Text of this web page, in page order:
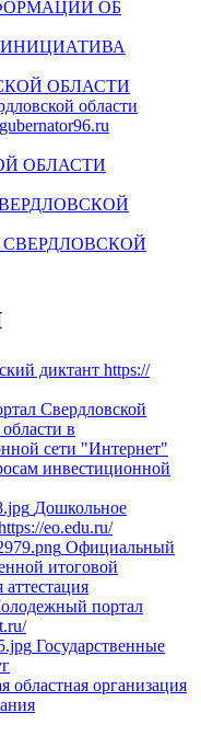
ОБ
ОБЛАСТИ
области
ОБЛАСТИ
диктант https://
Свердловской
в
сети "Интернет"
инвестиционной
Дошкольное
eo.edu.ru/
Официальный
итоговой
аттестация
портал
Государственные
областная организация